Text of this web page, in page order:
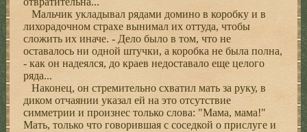
Мальчик укладывал рядами домино в коробку и в
лихорадочном страхе вынимал их оттуда, чтобы
сложить их иначе. - Дело было в том, что не
оставалось ни одной штучки, а коробка не была полна,
- как он надеялся, до краев недоставало еще целого
ряда...
Наконец, он стремительно схватил мать за руку, в
диком отчаянии указал ей на это отсутствие
симметрии и произнес только слова: "Мама, мама!"
Мать, только что говорившая с соседкой о прислуге и